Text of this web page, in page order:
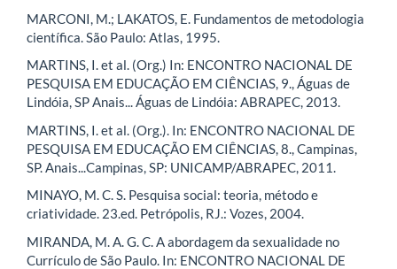
MARCONI, M.; LAKATOS, E. Fundamentos de metodologia
científica. São Paulo: Atlas, 1995.
MARTINS, I. et al. (Org.) In: ENCONTRO NACIONAL DE
PESQUISA EM EDUCAÇÃO EM CIÊNCIAS, 9., Águas de
Lindóia, SP Anais... Águas de Lindóia: ABRAPEC, 2013.
MARTINS, I. et al. (Org.). In: ENCONTRO NACIONAL DE
PESQUISA EM EDUCAÇÃO EM CIÊNCIAS, 8., Campinas,
SP. Anais...Campinas, SP: UNICAMP/ABRAPEC, 2011.
MINAYO, M. C. S. Pesquisa social: teoria, método e
criatividade. 23.ed. Petrópolis, RJ.: Vozes, 2004.
MIRANDA, M. A. G. C. A abordagem da sexualidade no
Currículo de São Paulo. In: ENCONTRO NACIONAL DE